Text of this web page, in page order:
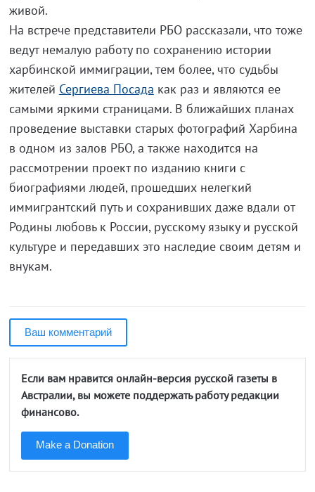
живой.
На встрече представители РБО рассказали, что тоже
ведут немалую работу по сохранению истории
харбинской иммиграции, тем более, что судьбы
жителей Сергиева Посада как раз и являются ее
самыми яркими страницами. В ближайших планах
проведение выставки старых фотографий Харбина
в одном из залов РБО, а также находится на
рассмотрении проект по изданию книги с
биографиями людей, прошедших нелегкий
иммигрантский путь и сохранивших даже вдали от
Родины любовь к России, русскому языку и русской
культуре и передавших это наследие своим детям и
внукам.
Ваш комментарий
Если вам нравится онлайн-версия русской газеты в
Австралии, вы можете поддержать работу редакции
финансово.
Make a Donation